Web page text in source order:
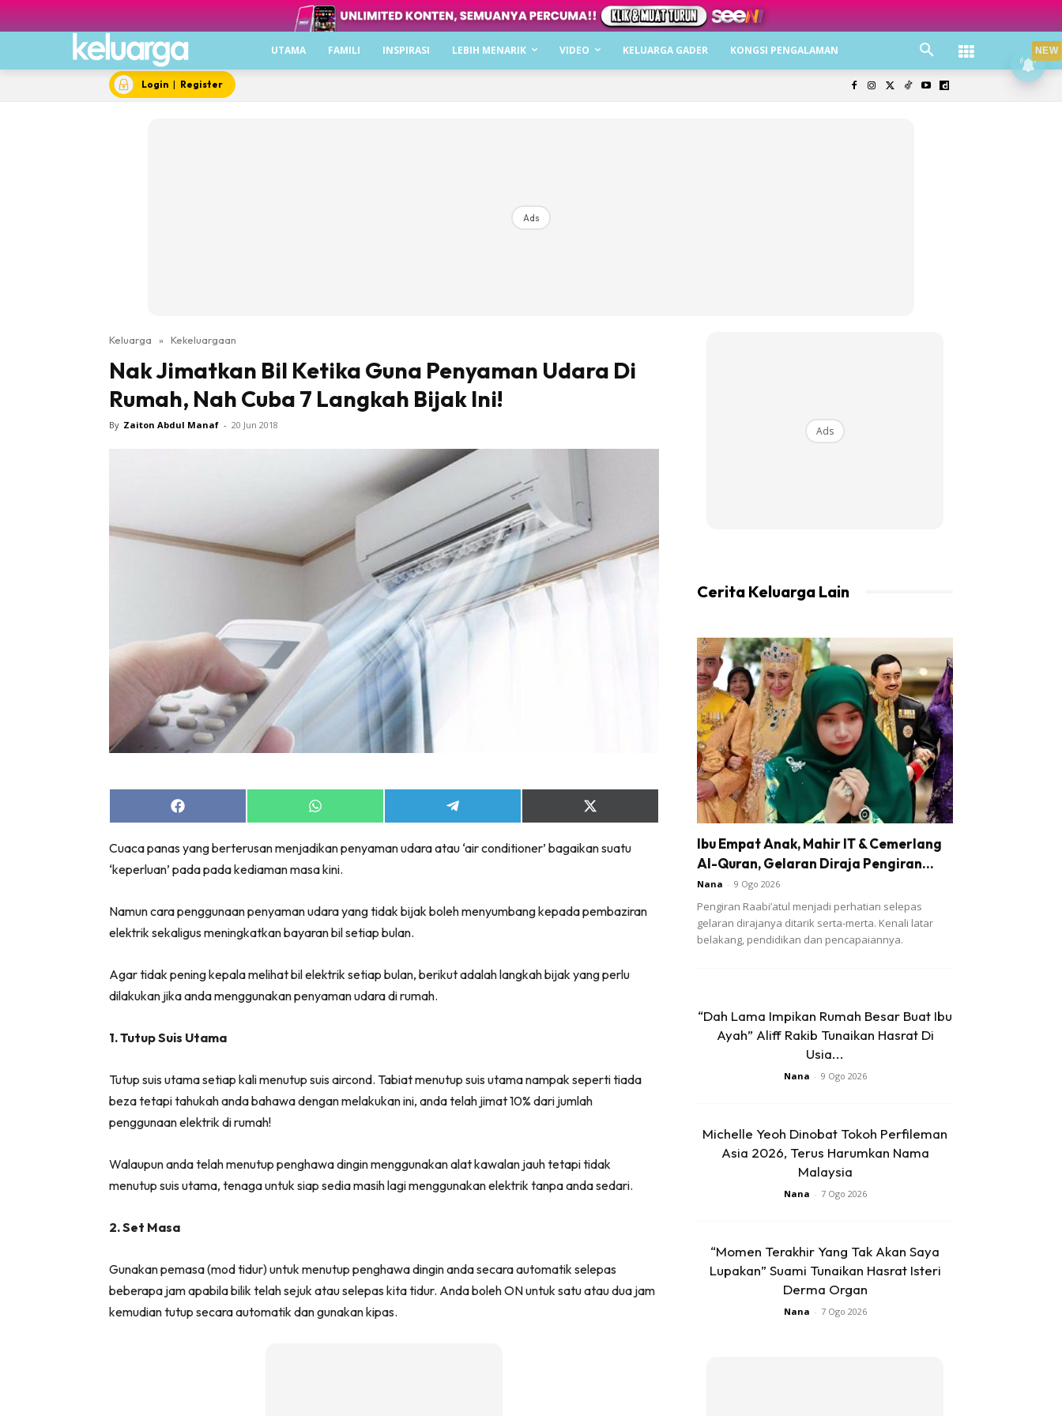
UTAMA FAMILI INSPIRASI LEBIH MENARIK VIDEO KELUARGA GADER KONGSI PENGALAMAN
Login | Register
Ads
Keluarga » Kekeluargaan
Nak Jimatkan Bil Ketika Guna Penyaman Udara Di
Rumah, Nah Cuba 7 Langkah Bijak Ini!
By Zaiton Abdul Manaf - 20 Jun 2018
Share
on
Share
on
Share
on
Share
on
(Twitter)
Cuaca panas yang berterusan menjadikan penyaman udara atau ‘air conditioner’ bagaikan suatu
‘keperluan’ pada pada kediaman masa kini.
Namun cara penggunaan penyaman udara yang tidak bijak boleh menyumbang kepada pembaziran
elektrik sekaligus meningkatkan bayaran bil setiap bulan.
Agar tidak pening kepala melihat bil elektrik setiap bulan, berikut adalah langkah bijak yang perlu
dilakukan jika anda menggunakan penyaman udara di rumah.
1. Tutup Suis Utama
Tutup suis utama setiap kali menutup suis aircond. Tabiat menutup suis utama nampak seperti tiada
beza tetapi tahukah anda bahawa dengan melakukan ini, anda telah jimat 10% dari jumlah
penggunaan elektrik di rumah!
Walaupun anda telah menutup penghawa dingin menggunakan alat kawalan jauh tetapi tidak
menutup suis utama, tenaga untuk siap sedia masih lagi menggunakan elektrik tanpa anda sedari.
2. Set Masa
Gunakan pemasa (mod tidur) untuk menutup penghawa dingin anda secara automatik selepas
beberapa jam apabila bilik telah sejuk atau selepas kita tidur. Anda boleh ON untuk satu atau dua jam
kemudian tutup secara automatik dan gunakan kipas.
Ads
Cerita Keluarga Lain
Ibu Empat Anak, Mahir IT & Cemerlang
Al-Quran, Gelaran Diraja Pengiran...
Nana - 9 Ogo 2026
Pengiran Raabi’atul menjadi perhatian selepas
gelaran dirajanya ditarik serta-merta. Kenali latar
belakang, pendidikan dan pencapaiannya.
“Dah Lama Impikan Rumah Besar Buat Ibu
Ayah” Aliff Rakib Tunaikan Hasrat Di
Usia...
Nana - 9 Ogo 2026
Michelle Yeoh Dinobat Tokoh Perfileman
Asia 2026, Terus Harumkan Nama
Malaysia
Nana - 7 Ogo 2026
“Momen Terakhir Yang Tak Akan Saya
Lupakan” Suami Tunaikan Hasrat Isteri
Derma Organ
Nana - 7 Ogo 2026
NEW